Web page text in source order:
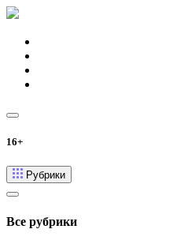
16+
Рубрики
Все рубрики